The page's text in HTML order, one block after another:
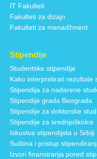
IT Fakulteti
Fakulteti za dizajn
Fakulteti za menadžment
Stipendije
Studentske stipendije
Kako interpretirati rezultate
Stipendija za nadarene
Stipendije grada Beograda
Stipendije za doktorske
Stipendije za srednjoškolce
Iskustva stipendijsta u Srbiji
Suština i pristup
Izvori finansiranja pored